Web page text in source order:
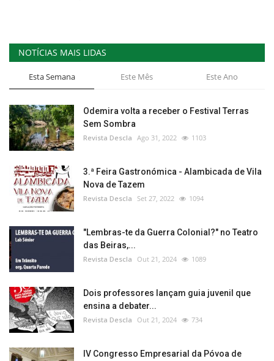
NOTÍCIAS MAIS LIDAS
Esta Semana Este Mês Este Ano
Odemira volta a receber o Festival Terras
Sem Sombra
Revista Descla Ago 31, 2022 1103
3.ª Feira Gastronómica - Alambicada de Vila
Nova de Tazem
Revista Descla Set 27, 2022 1094
"Lembras-te da Guerra Colonial?" no Teatro
das Beiras,...
Revista Descla Out 21, 2024 1089
Dois professores lançam guia juvenil que
ensina a debater...
Revista Descla Out 21, 2024 734
IV Congresso Empresarial da Póvoa de